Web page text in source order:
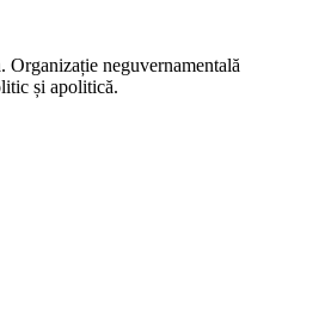
neguvernamentală
și apolitică.